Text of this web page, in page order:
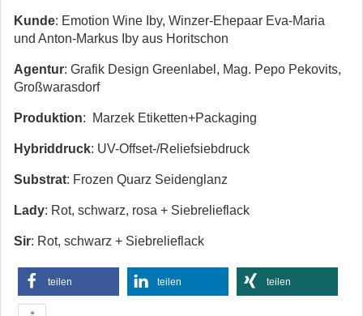
Kunde: Emotion Wine Iby, Winzer-Ehepaar Eva-Maria
und Anton-Markus Iby aus Horitschon
Agentur: Grafik Design Greenlabel, Mag. Pepo Pekovits,
Großwarasdorf
Produktion: Marzek Etiketten+Packaging
Hybriddruck: UV-Offset-/Reliefsiebdruck
Substrat: Frozen Quarz Seidenglanz
Lady: Rot, schwarz, rosa + Siebrelieflack
Sir: Rot, schwarz + Siebrelieflack
teilen teilen teilen